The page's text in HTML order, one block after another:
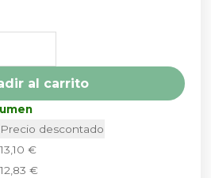
al carrito
Precio descontado
13,10€
12,83€